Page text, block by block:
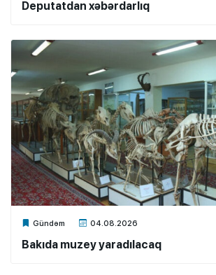
Deputatdan xəbərdarlıq
Gündəm 04.08.2026
Xalq.Online
Bakıda muzey yaradılacaq